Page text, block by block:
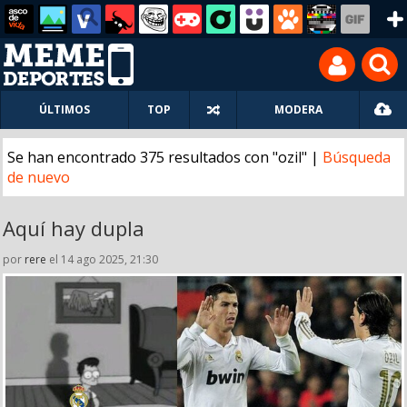
ÚLTIMOS TOP MODERA
Se han encontrado 375 resultados con "ozil" | Búsqueda
de nuevo
Aquí hay dupla
por rere el 14 ago 2025, 21:30